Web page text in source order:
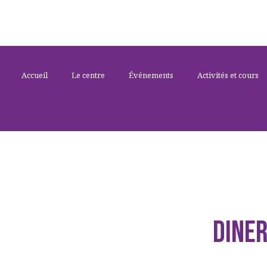
Accueil Le centre Événements Activités et cours